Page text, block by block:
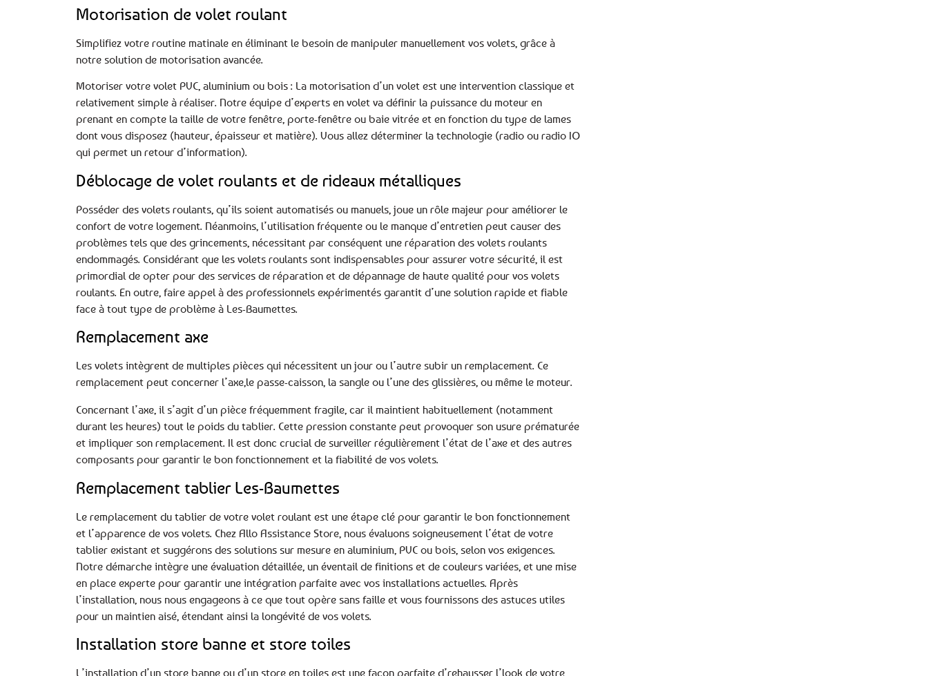
Motorisation de volet roulant
Simplifiez votre routine matinale en éliminant le besoin de manipuler manuellement vos volets, grâce à
notre solution de motorisation avancée.
Motoriser votre volet PVC, aluminium ou bois : La motorisation d’un volet est une intervention classique et
relativement simple à réaliser. Notre équipe d’experts en volet va définir la puissance du moteur en
prenant en compte la taille de votre fenêtre, porte-fenêtre ou baie vitrée et en fonction du type de lames
dont vous disposez (hauteur, épaisseur et matière). Vous allez déterminer la technologie (radio ou radio IO
qui permet un retour d’information).
Déblocage de volet roulants et de rideaux métalliques
Posséder des volets roulants, qu’ils soient automatisés ou manuels, joue un rôle majeur pour améliorer le
confort de votre logement. Néanmoins, l’utilisation fréquente ou le manque d’entretien peut causer des
problèmes tels que des grincements, nécessitant par conséquent une réparation des volets roulants
endommagés. Considérant que les volets roulants sont indispensables pour assurer votre sécurité, il est
primordial de opter pour des services de réparation et de dépannage de haute qualité pour vos volets
roulants. En outre, faire appel à des professionnels expérimentés garantit d’une solution rapide et fiable
face à tout type de problème à Les-Baumettes.
Remplacement axe
Les volets intègrent de multiples pièces qui nécessitent un jour ou l’autre subir un remplacement. Ce
remplacement peut concerner l’axe,le passe-caisson, la sangle ou l’une des glissières, ou même le moteur.
Concernant l’axe, il s’agit d’un pièce fréquemment fragile, car il maintient habituellement (notamment
durant les heures) tout le poids du tablier. Cette pression constante peut provoquer son usure prématurée
et impliquer son remplacement. Il est donc crucial de surveiller régulièrement l’état de l’axe et des autres
composants pour garantir le bon fonctionnement et la fiabilité de vos volets.
Remplacement tablier Les-Baumettes
Le remplacement du tablier de votre volet roulant est une étape clé pour garantir le bon fonctionnement
et l’apparence de vos volets. Chez Allo Assistance Store, nous évaluons soigneusement l’état de votre
tablier existant et suggérons des solutions sur mesure en aluminium, PVC ou bois, selon vos exigences.
Notre démarche intègre une évaluation détaillée, un éventail de finitions et de couleurs variées, et une mise
en place experte pour garantir une intégration parfaite avec vos installations actuelles. Après
l’installation, nous nous engageons à ce que tout opère sans faille et vous fournissons des astuces utiles
pour un maintien aisé, étendant ainsi la longévité de vos volets.
Installation store banne et store toiles
L’installation d’un store banne ou d’un store en toiles est une façon parfaite d’rehausser l’look de votre